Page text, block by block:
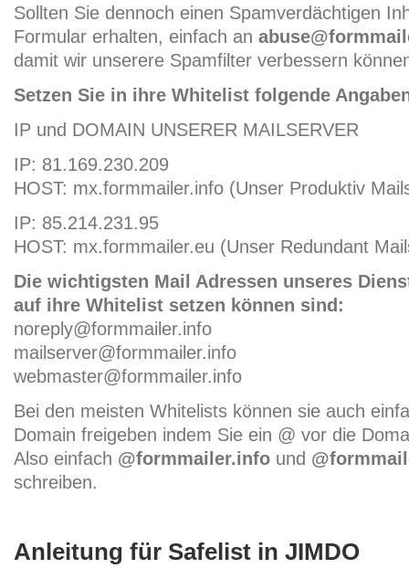
Sollten Sie dennoch einen Spamverdächtigen
Formular erhalten, einfach an
damit wir unserere Spamfilter verbessern
Setzen Sie in ihre Whitelist folgende
IP und DOMAIN UNSERER MAILSERVER
IP: 81.169.230.209
HOST: mx.formmailer.info (Unser Produktiv
IP: 85.214.231.95
HOST: mx.formmailer.eu (Unser Redundant
Die wichtigsten Mail Adressen unseres
auf ihre Whitelist setzen können sind:
noreply@formmailer.info
mailserver@formmailer.info
webmaster@formmailer.info
Bei den meisten Whitelists können sie auch
Domain freigeben indem Sie ein @ vor die
Also einfach @formmailer.info und
schreiben.
Anleitung für Safelist in JIMDO